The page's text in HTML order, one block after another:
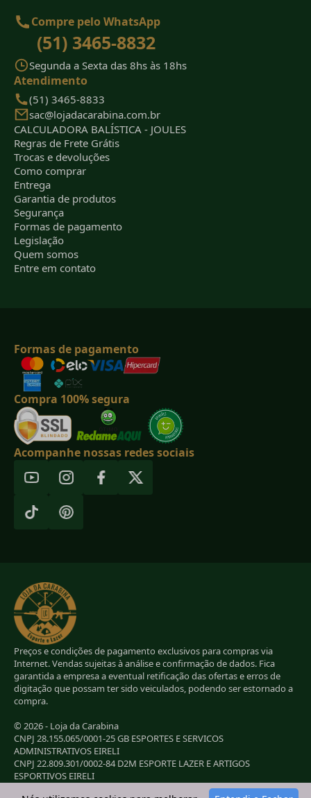
Compre pelo WhatsApp
(51) 3465-8832
Segunda a Sexta das 8hs às 18hs
Atendimento
(51) 3465-8833
sac@lojadacarabina.com.br
CALCULADORA BALÍSTICA - JOULES
Regras de Frete Grátis
Trocas e devoluções
Como comprar
Entrega
Garantia de produtos
Segurança
Formas de pagamento
Legislação
Quem somos
Entre em contato
Formas de pagamento
Compra 100% segura
Acompanhe nossas redes sociais
Preços e condições de pagamento exclusivos para compras via
Internet. Vendas sujeitas à análise e confirmação de dados. Fica
garantida a empresa a eventual retificação das ofertas e erros de
digitação que possam ter sido veiculados, podendo ser estornado a
compra.
© 2026 - Loja da Carabina
CNPJ 28.155.065/0001-25 GB ESPORTES E SERVICOS
ADMINISTRATIVOS EIRELI
CNPJ 22.809.301/0002-84 D2M ESPORTE LAZER E ARTIGOS
ESPORTIVOS EIRELI
CNPJ 38.283.264/0001-72 LC ESPORTES E LAZER LTDA